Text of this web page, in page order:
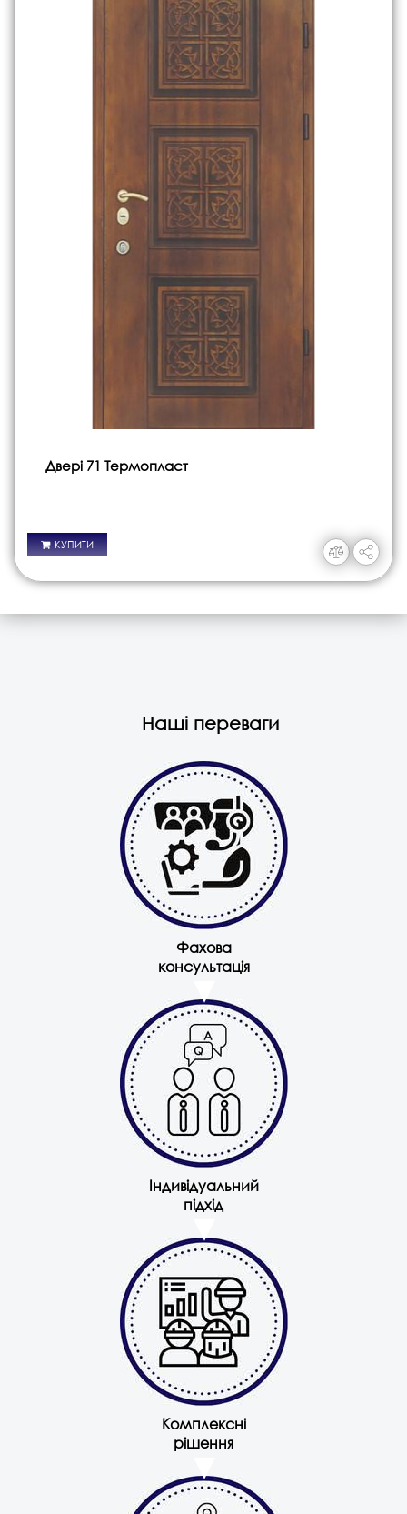
Двері 71 Термопласт
КУПИТИ
Наші переваги
Фахова
консультація
Індивідуальний
підхід
Комплексні
рішення